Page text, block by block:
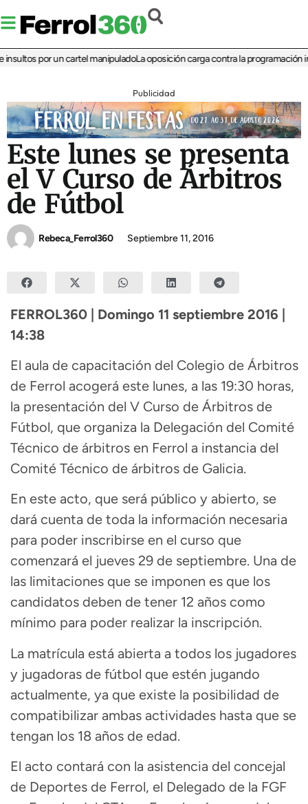
por un cartel manipuladoLa oposición carga contra la programación
Publicidad
Este lunes se presenta
el V Curso de Árbitros
de Fútbol
Rebeca_Ferrol360 Septiembre 11, 2016
FERROL360 | Domingo 11 septiembre 2016 |
14:38
El aula de capacitación del Colegio de Árbitros
de Ferrol acogerá este lunes, a las 19:30 horas,
la presentación del V Curso de Árbitros de
Fútbol, que organiza la Delegación del Comité
Técnico de árbitros en Ferrol a instancia del
Comité Técnico de árbitros de Galicia.
En este acto, que será público y abierto, se
dará cuenta de toda la información necesaria
para poder inscribirse en el curso que
comenzará el jueves 29 de septiembre. Una de
las limitaciones que se imponen es que los
candidatos deben de tener 12 años como
mínimo para poder realizar la inscripción.
La matrícula está abierta a todos los jugadores
y jugadoras de fútbol que estén jugando
actualmente, ya que existe la posibilidad de
compatibilizar ambas actividades hasta que se
tengan los 18 años de edad.
El acto contará con la asistencia del concejal
de Deportes de Ferrol, el Delegado de la FGF